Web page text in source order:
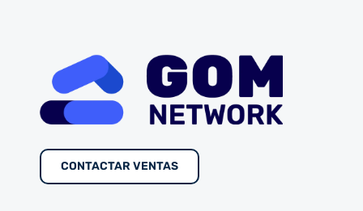
CONTACTAR VENTAS